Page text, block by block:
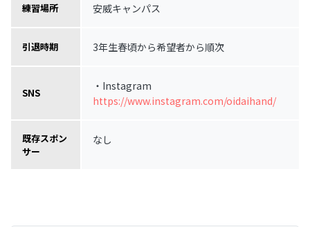
練習場所 安威キャンパス
引退時期 3年生春頃から希望者から順次
SNS
・Instagram
https://www.instagram.com/oidaihand/
既存スポン
サー
なし